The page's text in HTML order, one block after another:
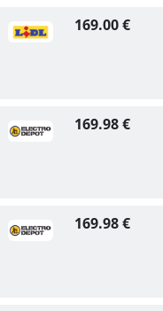
169.00 €
169.98 €
169.98 €